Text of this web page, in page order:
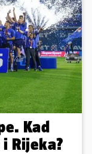
Kad
Rijeka?